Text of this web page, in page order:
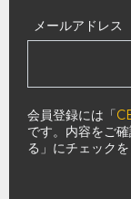
メールアドレス
会員登録には「
です。内容をご
る」にチェック